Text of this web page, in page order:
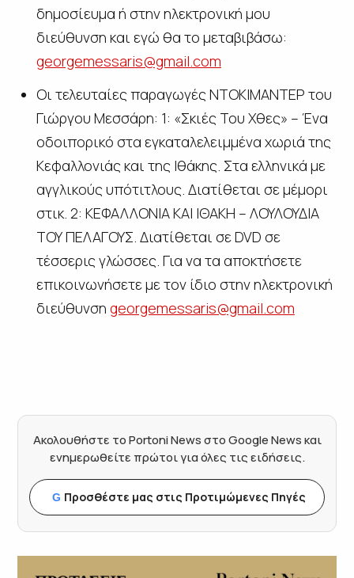
δημοσίευμα ή στην ηλεκτρονική μου
διεύθυνση και εγώ θα το μεταβιβάσω:
georgemessaris@gmail.com
Οι τελευταίες παραγωγές ΝΤΟΚΙΜΑΝΤΕΡ του
Γιώργου Μεσσάρη: 1: «Σκιές Του Χθες» – Ένα
οδοιπορικό στα εγκαταλελειμμένα χωριά της
Κεφαλλονιάς και της Ιθάκης. Στα ελληνικά με
αγγλικούς υπότιτλους. Διατίθεται σε μέμορι
στικ. 2: ΚΕΦΑΛΛΟΝΙΑ ΚΑΙ ΙΘΑΚΗ – ΛΟΥΛΟΥΔΙΑ
ΤΟΥ ΠΕΛΑΓΟΥΣ. Διατίθεται σε DVD σε
τέσσερις γλώσσες. Για να τα αποκτήσετε
επικοινωνήσετε με τον ίδιο στην ηλεκτρονική
διεύθυνση georgemessaris@gmail.com
Ακολουθήστε το Portoni News στο Google News και
ενημερωθείτε πρώτοι για όλες τις ειδήσεις.
G Προσθέστε μας στις Προτιμώμενες Πηγές